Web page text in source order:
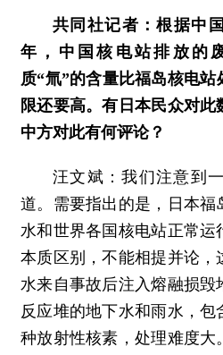
共同社记者：根据中
年，中国核电站排放的
质“氚”的含量比福岛核电
限还要高。有日本民众对此
中方对此有何评论？
汪文斌：我们注意到
道。需要指出的是，日本福
水和世界各国核电站正常运
本质区别，不能相提并论，
水来自事故后注入熔融损毁
反应堆的地下水和雨水，
种放射性核素，处理难度大